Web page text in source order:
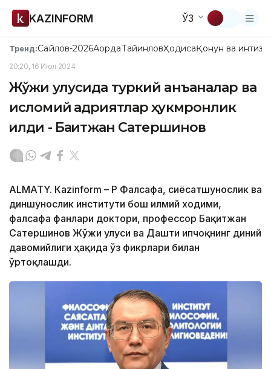
KAZINFORM ЎЗ
Тренд:Сайлов-2026АқордаТайинловҲодисаҚонун ва
20:20, 16 Июл 2024
Жўжи улусида туркий анъаналар ва
исломий қадриятлар ҳукмронлик
қилди - Бақитжан Сатершинов
ALMATY. Кazinform – ҚР Фалсафа, сиёсатшунослик ва
диншунослик институти бош илмий ходими,
фалсафа фанлари доктори, профессор Бақитжан
Сатершинов Жўжи улуси ва Дашти Қипчоқнинг диний
давомийлиги ҳақида ўз фикрлари билан
ўртоқлашди.